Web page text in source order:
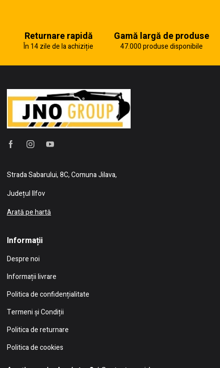
Returnare rapidă
În 14 zile de la achiziție
Gamă largă de produse
47.000 produse disponibile
Strada Sabarului, 8C, Comuna Jilava,
Județul Ilfov
Arată pe hartă
Informații
Despre noi
Informații livrare
Politica de confidențialitate
Termeni și Condiții
Politica de returnare
Politica de cookies